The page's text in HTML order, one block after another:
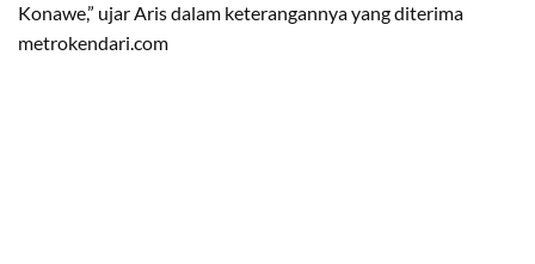
Konawe,” ujar Aris dalam keterangannya yang diterima
metrokendari.com